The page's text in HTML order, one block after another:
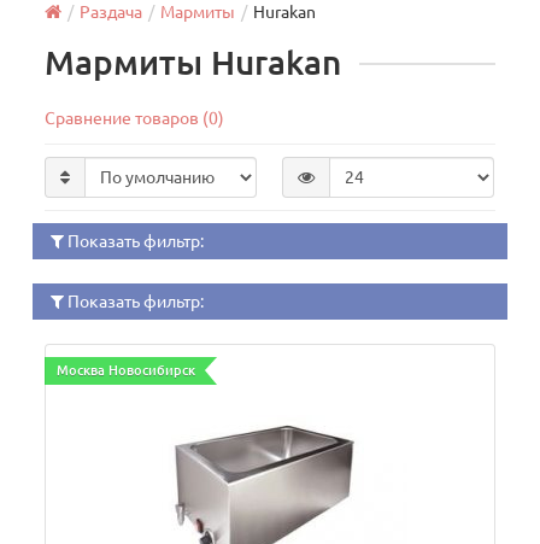
Раздача Мармиты Hurakan
Мармиты Hurakan
Сравнение товаров (0)
Показать фильтр:
Показать фильтр:
Москва Новосибирск